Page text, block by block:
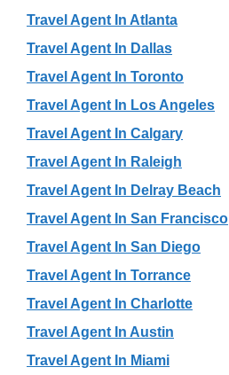
Travel Agent In Atlanta
Travel Agent In Dallas
Travel Agent In Toronto
Travel Agent In Los Angeles
Travel Agent In Calgary
Travel Agent In Raleigh
Travel Agent In Delray Beach
Travel Agent In San Francisco
Travel Agent In San Diego
Travel Agent In Torrance
Travel Agent In Charlotte
Travel Agent In Austin
Travel Agent In Miami